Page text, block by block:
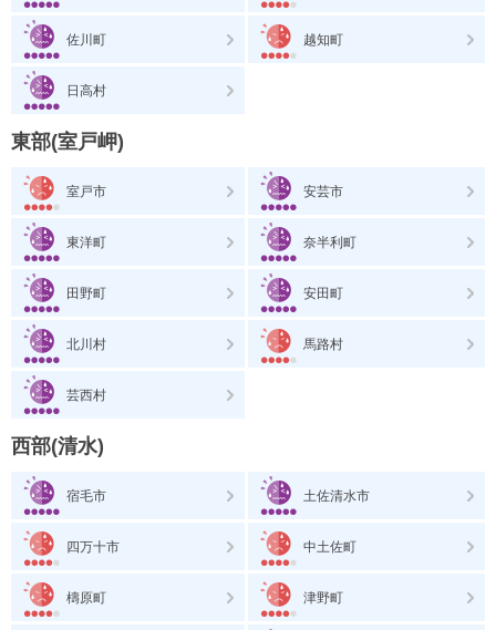
佐川町 越知町
日高村
東部(室戸岬)
室戸市 安芸市
東洋町 奈半利町
田野町 安田町
北川村 馬路村
芸西村
西部(清水)
宿毛市 土佐清水市
四万十市 中土佐町
檮原町 津野町